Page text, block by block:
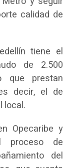
calidad de
tiene el
de 2.500
que prestan
decir, el de
local.
Opecaribe y
proceso de
del